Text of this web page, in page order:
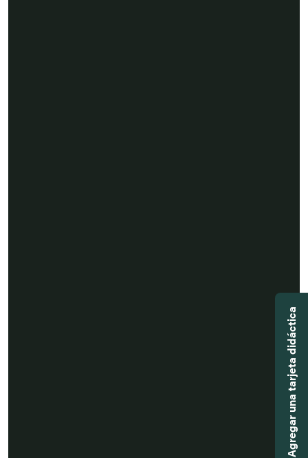
Agregar una tarjeta didáctica